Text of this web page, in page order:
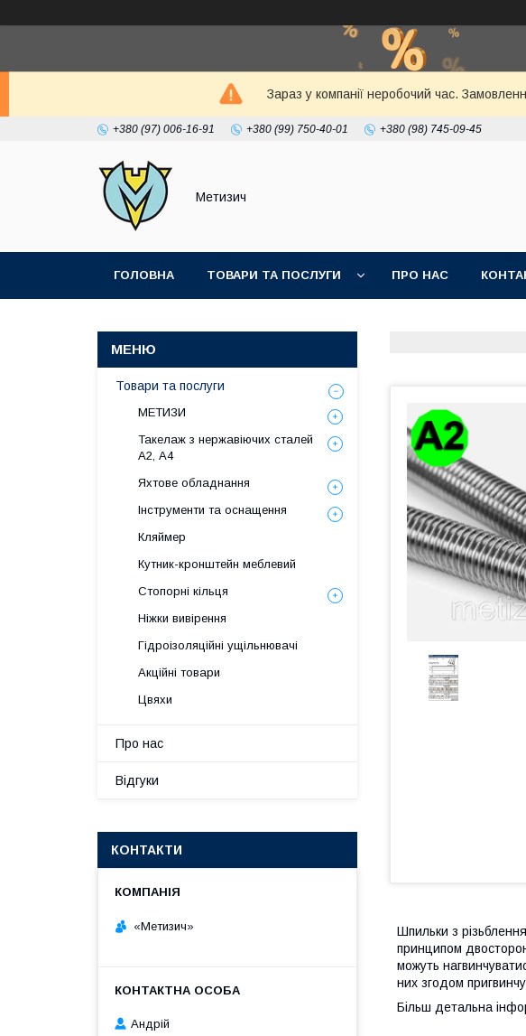
Зараз у компанії неробочий час.
+380 (97) 006-16-91 +380 (99) 750-40-01 +380 (98) 745-09-45
Метизич
ГОЛОВНА ТОВАРИ ТА ПОСЛУГИ ПРО НАС
Шпильки з
принципом
можуть
них згодом
Більш детальна
Товари та послуги
МЕТИЗИ
Такелаж з нержавіючих сталей
А2, А4
Яхтове обладнання
Інструменти та оснащення
Кляймер
Кутник-кронштейн меблевий
Стопорні кільця
Ніжки вивірення
Гідроізоляційні ущільнювачі
Акційні товари
Цвяхи
Про нас
Відгуки
КОНТАКТИ
«Метизич»
Андрій